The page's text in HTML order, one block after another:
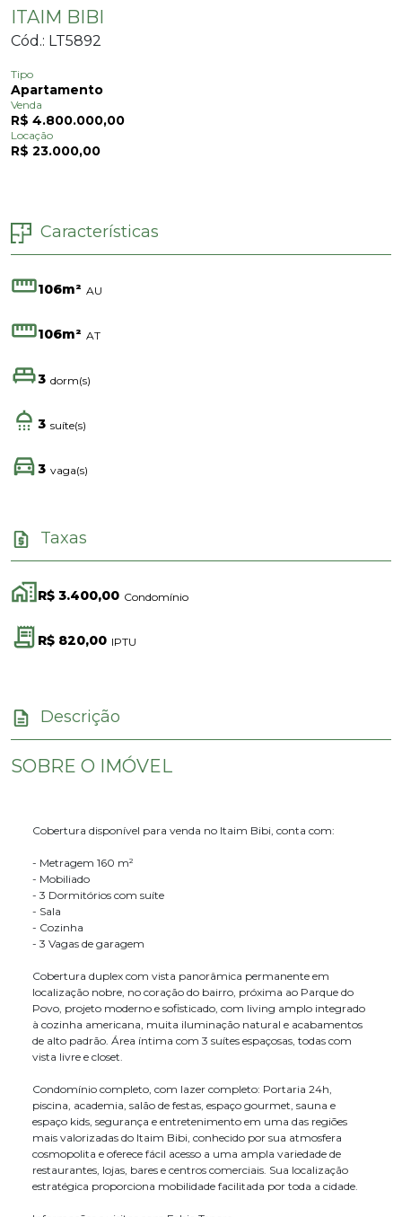
ITAIM BIBI
Cód.: LT5892
Tipo
Apartamento
Venda
R$ 4.800.000,00
Locação
R$ 23.000,00
Características
106m² AU
106m² AT
3 dorm(s)
3 suíte(s)
3 vaga(s)
Taxas
R$ 3.400,00 Condomínio
R$ 820,00 IPTU
Descrição
SOBRE O IMÓVEL
Cobertura disponível para venda no Itaim Bibi, conta com:
- Metragem 160 m²
- Mobiliado
- 3 Dormitórios com suíte
- Sala
- Cozinha
- 3 Vagas de garagem
Cobertura duplex com vista panorâmica permanente em
localização nobre, no coração do bairro, próxima ao Parque do
Povo, projeto moderno e sofisticado, com living amplo integrado
à cozinha americana, muita iluminação natural e acabamentos
de alto padrão. Área íntima com 3 suítes espaçosas, todas com
vista livre e closet.
Condomínio completo, com lazer completo: Portaria 24h,
piscina, academia, salão de festas, espaço gourmet, sauna e
espaço kids, segurança e entretenimento em uma das regiões
mais valorizadas do Itaim Bibi, conhecido por sua atmosfera
cosmopolita e oferece fácil acesso a uma ampla variedade de
restaurantes, lojas, bares e centros comerciais. Sua localização
estratégica proporciona mobilidade facilitada por toda a cidade.